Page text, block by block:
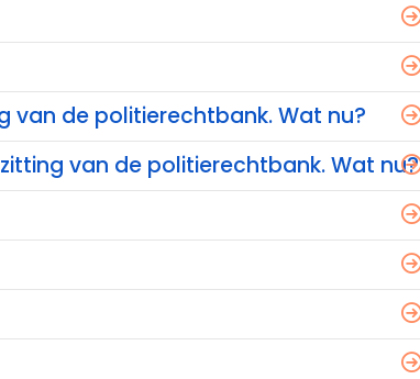
van de politierechtbank. Wat nu?
van de politierechtbank. Wat nu?